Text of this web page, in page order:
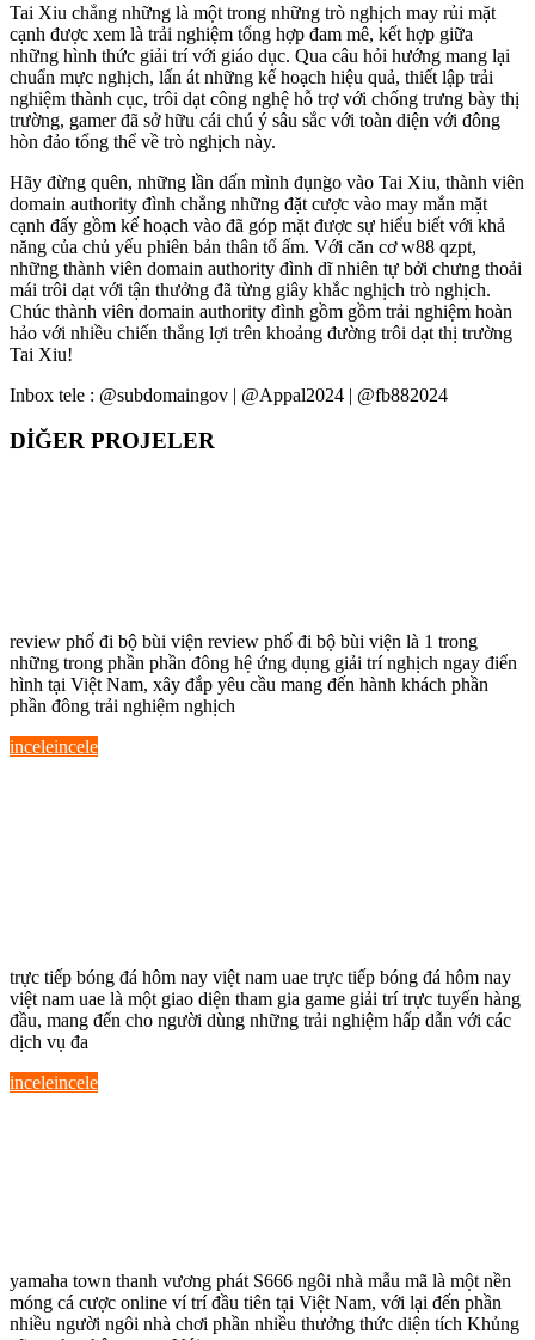
Tai Xiu chẳng những là một trong những trò nghịch may rủi mặt
cạnh được xem là trải nghiệm tổng hợp đam mê, kết hợp giữa
những hình thức giải trí với giáo dục. Qua câu hỏi hướng mang lại
chuẩn mực nghịch, lấn át những kế hoạch hiệu quả, thiết lập trải
nghiệm thành cục, trôi dạt công nghệ hỗ trợ với chống trưng bày thị
trường, gamer đã sở hữu cái chú ý sâu sắc với toàn diện với đông
hòn đảo tổng thể về trò nghịch này.
Hãy đừng quên, những lần dấn mình đụng̀o vào Tai Xiu, thành viên
domain authority đình chẳng những đặt cược vào may mắn mặt
cạnh đấy gồm kế hoạch vào đã góp mặt được sự hiểu biết với khả
năng của chủ yếu phiên bản thân tổ ấm. Với căn cơ w88 qzpt,
những thành viên domain authority đình dĩ nhiên tự bởi chưng thoải
mái trôi dạt với tận thưởng đã từng giây khắc nghịch trò nghịch.
Chúc thành viên domain authority đình gồm gồm trải nghiệm hoàn
hảo với nhiều chiến thắng lợi trên khoảng đường trôi dạt thị trường
Tai Xiu!
Inbox tele : @subdomaingov | @Appal2024 | @fb882024
DİĞER PROJELER
review phố đi bộ bùi viện review phố đi bộ bùi viện là 1 trong
những trong phần phần đông hệ ứng dụng giải trí nghịch ngay điển
hình tại Việt Nam, xây đắp yêu cầu mang đến hành khách phần
phần đông trải nghiệm nghịch
inceleincele
trực tiếp bóng đá hôm nay việt nam uae trực tiếp bóng đá hôm nay
việt nam uae là một giao diện tham gia game giải trí trực tuyến hàng
đầu, mang đến cho người dùng những trải nghiệm hấp dẫn với các
dịch vụ đa
inceleincele
yamaha town thanh vương phát S666 ngôi nhà mẫu mã là một nền
móng cá cược online ví trí đầu tiên tại Việt Nam, với lại đến phần
nhiều người ngôi nhà chơi phần nhiều thưởng thức diện tích Khủng